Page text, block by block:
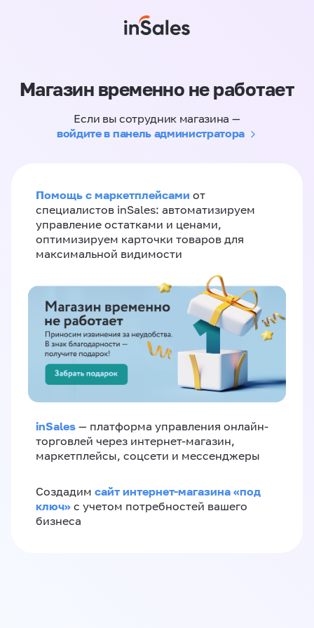
Магазин временно не работает
Если вы сотрудник магазина —
войдите в панель администратора
Помощь с маркетплейсами от
специалистов inSales: автоматизируем
управление остатками и ценами,
оптимизируем карточки товаров для
максимальной видимости
inSales — платформа управления онлайн-
торговлей через интернет-магазин,
маркетплейсы, соцсети и мессенджеры
Создадим сайт интернет-магазина «под
ключ» с учетом потребностей вашего
бизнеса